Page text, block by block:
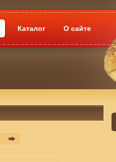
Каталог О сайте